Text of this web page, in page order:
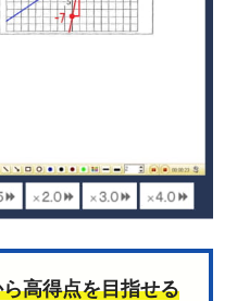
高得点を目指せる